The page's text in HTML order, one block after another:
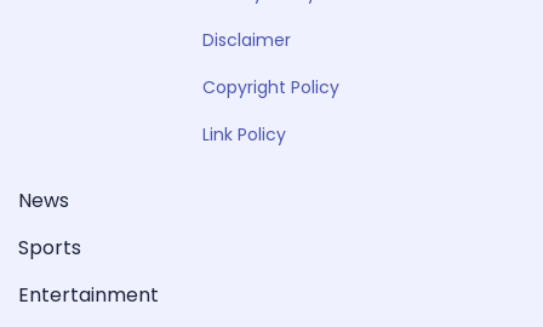
Disclaimer
Copyright Policy
Link Policy
News
Sports
Entertainment